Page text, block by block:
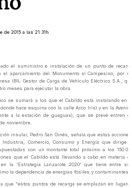
de 2015 a las 21:31h
el suministro e instalación de un punto de
el aparcamiento del Monumento al Campesino, por
IBIL Gestor de Carga de Vehículo Eléctrico S.A.,
meses para ejecutar la obra.
se sumará a los que el Cabildo está instalando en
hace esquina con la calle Arco Iris) y en la
a la estación de guaguas), que se prevé entren
noviembre.
insular, Pedro San Ginés, señala que estas
Comercio, Consumo y Energía que dirige
con un montante total próximo a los
que el Cabildo está llevando a cabo en materia
en la 'Estrategia Lanzarote 2020' que tiene entre
la dependencia de energías fósiles y contaminantes".
que "estos puntos de recarga se emplazan en